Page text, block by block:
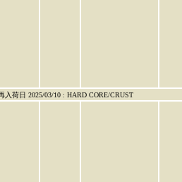
入荷日 2025/03/10 : HARD CORE/CRUST